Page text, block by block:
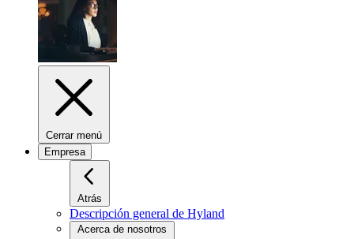
Cerrar menú
Empresa
Atrás
Descripción general de Hyland
Acerca de nosotros